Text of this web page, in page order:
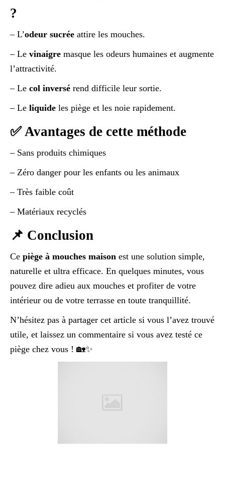
?
– L’odeur sucrée attire les mouches.
– Le vinaigre masque les odeurs humaines et augmente
l’attractivité.
– Le col inversé rend difficile leur sortie.
– Le liquide les piège et les noie rapidement.
✅ Avantages de cette méthode
– Sans produits chimiques
– Zéro danger pour les enfants ou les animaux
– Très faible coût
– Matériaux recyclés
📌 Conclusion
Ce piège à mouches maison est une solution simple,
naturelle et ultra efficace. En quelques minutes, vous
pouvez dire adieu aux mouches et profiter de votre
intérieur ou de votre terrasse en toute tranquillité.
N’hésitez pas à partager cet article si vous l’avez trouvé
utile, et laissez un commentaire si vous avez testé ce
piège chez vous ! 🏡✨